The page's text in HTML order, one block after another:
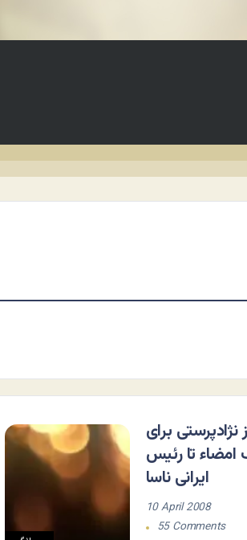
نژادپرستی برای
تا رئیس
ایرانی ناسا
10 April 2008
55 Comments